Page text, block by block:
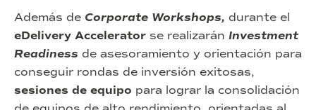
Además de Corporate Workshops, durante el
eDelivery Accelerator se realizarán Investment
Readiness de asesoramiento y orientación para
conseguir rondas de inversión exitosas,
sesiones de equipo para lograr la consolidación